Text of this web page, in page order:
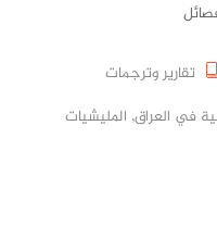
تقارير وترجمات
في العراق, المليشيات